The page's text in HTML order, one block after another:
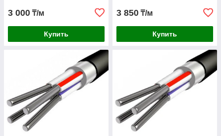
3 000 ₸/м
Купить
3 850 ₸/м
Купить